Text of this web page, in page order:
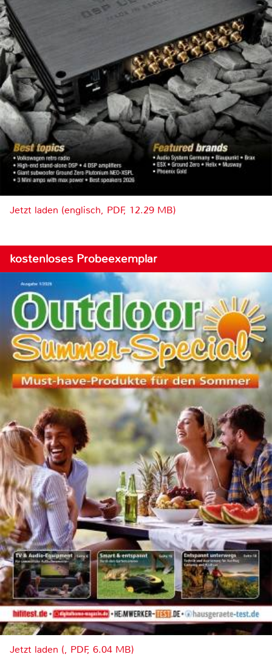
Jetzt laden (englisch, PDF, 12.29 MB)
kostenloses Probeexemplar
Jetzt laden (, PDF, 6.04 MB)